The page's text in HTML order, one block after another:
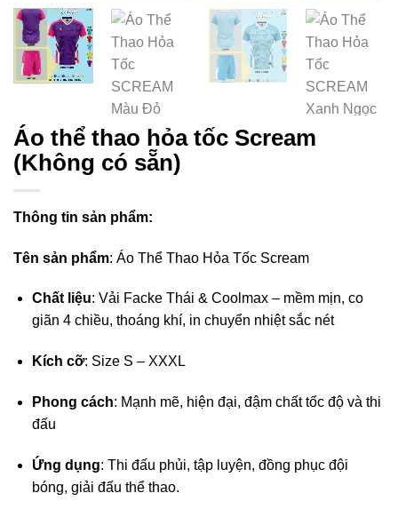
Áo thể thao hỏa tốc Scream
(Không có sẵn)
Thông tin sản phẩm:
Tên sản phẩm: Áo Thể Thao Hỏa Tốc Scream
Chất liệu: Vải Facke Thái & Coolmax – mềm mịn, co
giãn 4 chiều, thoáng khí, in chuyển nhiệt sắc nét
Kích cỡ: Size S – XXXL
Phong cách: Mạnh mẽ, hiện đại, đậm chất tốc độ và thi
đấu
Ứng dụng: Thi đấu phủi, tập luyện, đồng phục đội
bóng, giải đấu thể thao.